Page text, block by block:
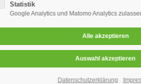
for our customers
- 5:00pm
Statistik
Google Analytics und Matomo Analytics
Datenschutzerklärung